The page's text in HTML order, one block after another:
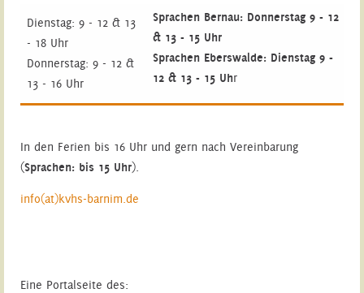
Dienstag: 9 - 12 & 13
- 18 Uhr
Donnerstag: 9 - 12 &
13 - 16 Uhr
Sprachen Bernau: Donnerstag 9 - 12
& 13 - 15 Uhr
Sprachen Eberswalde: Dienstag 9 -
12 & 13 - 15 Uhr
In den Ferien bis 16 Uhr und gern nach Vereinbarung
(Sprachen: bis 15 Uhr).
info(at)kvhs-barnim.de
Eine Portalseite des: